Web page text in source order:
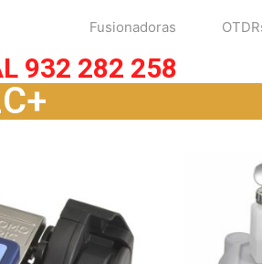
Fusionadoras
932 282 258